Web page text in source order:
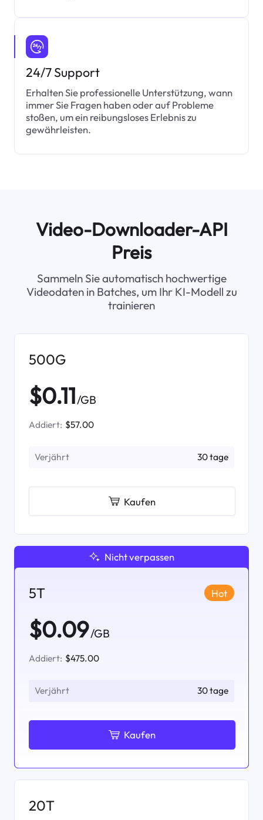
24/7 Support
Erhalten Sie professionelle Unterstützung, wann
immer Sie Fragen haben oder auf Probleme
stoßen, um ein reibungsloses Erlebnis zu
gewährleisten.
Video-Downloader-API
Preis
Sammeln Sie automatisch hochwertige
Videodaten in Batches, um Ihr KI-Modell zu
trainieren
500G
$0.11/GB
Addiert: $57.00
Verjährt 30 tage
Kaufen
Nicht verpassen
5T Hot
$0.09/GB
Addiert: $475.00
Verjährt 30 tage
Kaufen
20T